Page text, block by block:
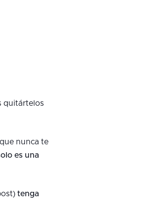
quitártelos
nunca te
es una
tenga